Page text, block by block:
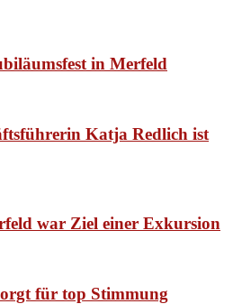
in Merfeld
Katja Redlich ist
war Ziel einer Exkursion
für top Stimmung